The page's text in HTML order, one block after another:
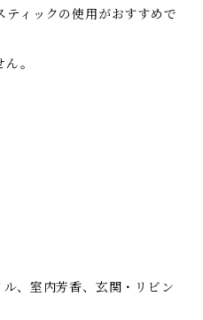
ィックの使用がおすすめで
。
、室内芳香、玄関・リビン